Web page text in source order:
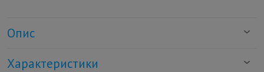
Опис
Характеристики